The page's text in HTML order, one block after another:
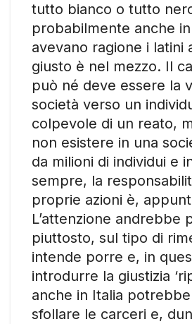
tutto bianco o tutto
probabilmente anche
avevano ragione i latini
giusto è nel mezzo. Il
può né deve essere la
società verso un
colpevole di un reato,
non esistere in una
da milioni di individui e
sempre, la
proprie azioni è,
L’attenzione andrebbe
piuttosto, sul tipo di
intende porre e, in
introdurre la giustizia
anche in Italia
sfollare le carceri e,